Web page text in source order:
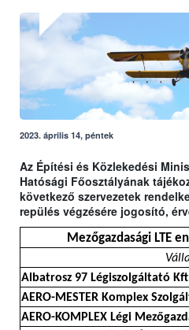
2023. április 14, péntek
Az Építési és Közlekedési
Hatósági Főosztályának
következő szervezetek
repülés végzésére jogosító,
Mezőgazdasági LTE
Albatrosz 97 Légiszolgáltató
AERO-MESTER Komplex
AERO-KOMPLEX Légi